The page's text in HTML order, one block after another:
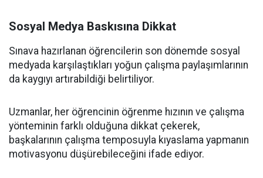
Sosyal Medya Baskısına Dikkat
Sınava hazırlanan öğrencilerin son dönemde sosyal
medyada karşılaştıkları yoğun çalışma paylaşımlarının
da kaygıyı artırabildiği belirtiliyor.
Uzmanlar, her öğrencinin öğrenme hızının ve çalışma
yönteminin farklı olduğuna dikkat çekerek,
başkalarının çalışma temposuyla kıyaslama yapmanın
motivasyonu düşürebileceğini ifade ediyor.